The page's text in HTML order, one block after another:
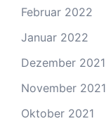
Februar 2022
Januar 2022
Dezember 2021
November 2021
Oktober 2021